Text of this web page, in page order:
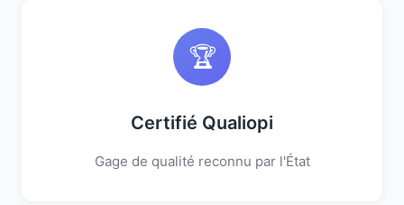
🏆
Certifié Qualiopi
Gage de qualité reconnu par l'État